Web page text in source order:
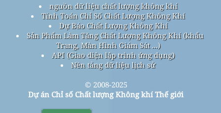
nguồn dữ liệu chất lượng không khí
Tính Toán Chỉ Số Chất Lượng Không Khí
Dự Báo Chất Lượng Không Khí
Sản Phẩm Làm Tăng Chất Lượng Không Khí (khẩu
Trang, Màn Hình Giám Sát ...)
API (Giao diện lập trình ứng dụng)
Nền tảng dữ liệu lịch sử
© 2008-2025
Dự án Chỉ số Chất lượng Không khí Thế giới